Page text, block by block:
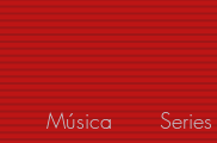
Música